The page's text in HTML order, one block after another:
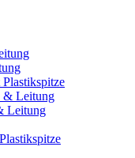
& Leitung
Leitung